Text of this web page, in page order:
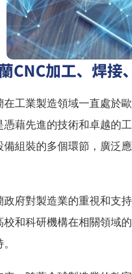
CNC加工、焊接
在工業製造領域一直處於
憑藉先進的技術和卓越的
備組裝的多個環節，廣泛
政府對製造業的重視和支
校和科研機構在相關領域